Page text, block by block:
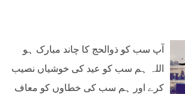
آپ سب کو ذوالحج کا چاند مبارک ہو
اللہ ہم سب کو عید کی خوشیاں نصیب
کرے اور ہم سب کی خطاوں کو معاف